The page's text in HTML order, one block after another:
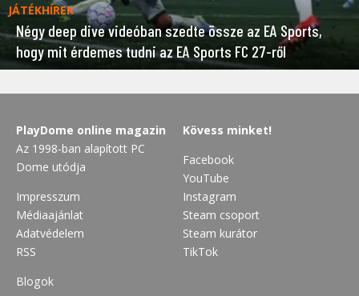
JÁTÉKHÍREK
Négy deep dive videóban szedte össze az EA Sports,
hogy mit érdemes tudni az EA Sports FC 27-ről
PlayDome online magazin
Az 1998-ban alapított PC
Dome utódja
Impresszum
Médiaajánlat
Adatvédelem
RSS
Blogok
Kövess minket!
Facebook
YouTube
Instagram
Steam csoport
Steam kurátor
TikTok